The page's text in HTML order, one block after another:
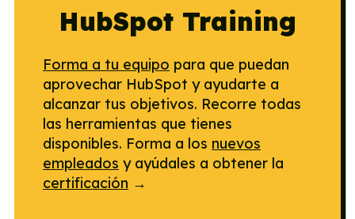
HubSpot Training
Forma a tu equipo para que puedan
aprovechar HubSpot y ayudarte a
alcanzar tus objetivos. Recorre todas
las herramientas que tienes
disponibles. Forma a los nuevos
empleados y ayúdales a obtener la
certificación →